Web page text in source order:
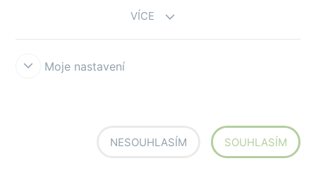
Wool
VÍCE
Moje nastavení
NESOUHLASÍM SOUHLASÍM